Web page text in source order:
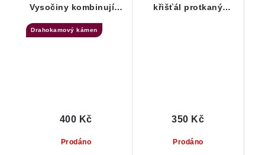
Vysočiny kombinující
ohlazený povrch
Drahokamový kámen
Prodáno
400 Kč
křišťál protkaný
Prodáno
350 Kč